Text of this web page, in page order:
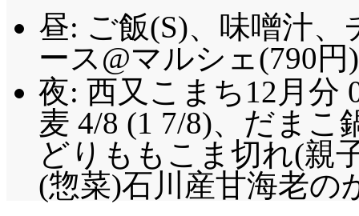
昼: ご飯(S)、味噌汁
ース@マルシェ(790円)
夜: 西又こまち12月分
麦 4/8 (1 7/8)、だまこ
どりももこま切れ(親
(惣菜)石川産甘海老の